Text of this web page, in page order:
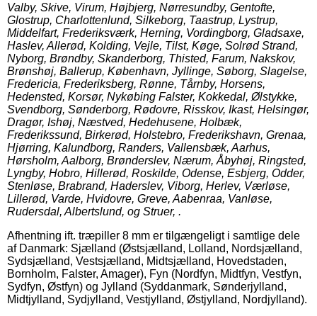
Valby, Skive, Virum, Højbjerg, Nørresundby, Gentofte,
Glostrup, Charlottenlund, Silkeborg, Taastrup, Lystrup,
Middelfart, Frederiksværk, Herning, Vordingborg, Gladsaxe,
Haslev, Allerød, Kolding, Vejle, Tilst, Køge, Solrød Strand,
Nyborg, Brøndby, Skanderborg, Thisted, Farum, Nakskov,
Brønshøj, Ballerup, København, Jyllinge, Søborg, Slagelse,
Fredericia, Frederiksberg, Rønne, Tårnby, Horsens,
Hedensted, Korsør, Nykøbing Falster, Kokkedal, Ølstykke,
Svendborg, Sønderborg, Rødovre, Risskov, Ikast, Helsingør,
Dragør, Ishøj, Næstved, Hedehusene, Holbæk,
Frederikssund, Birkerød, Holstebro, Frederikshavn, Grenaa,
Hjørring, Kalundborg, Randers, Vallensbæk, Aarhus,
Hørsholm, Aalborg, Brønderslev, Nærum, Åbyhøj, Ringsted,
Lyngby, Hobro, Hillerød, Roskilde, Odense, Esbjerg, Odder,
Stenløse, Brabrand, Haderslev, Viborg, Herlev, Værløse,
Lillerød, Varde, Hvidovre, Greve, Aabenraa, Vanløse,
Rudersdal, Albertslund, og Struer, .
Afhentning ift. træpiller 8 mm er tilgængeligt i samtlige dele
af Danmark: Sjælland (Østsjælland, Lolland, Nordsjælland,
Sydsjælland, Vestsjælland, Midtsjælland, Hovedstaden,
Bornholm, Falster, Amager), Fyn (Nordfyn, Midtfyn, Vestfyn,
Sydfyn, Østfyn) og Jylland (Syddanmark, Sønderjylland,
Midtjylland, Sydjylland, Vestjylland, Østjylland, Nordjylland).